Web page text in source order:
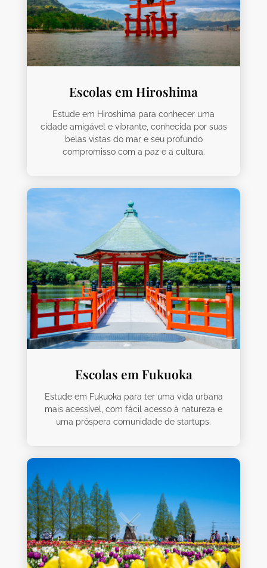
Escolas em Hiroshima
Estude em Hiroshima para conhecer uma
cidade amigável e vibrante, conhecida por suas
belas vistas do mar e seu profundo
compromisso com a paz e a cultura.
Escolas em Fukuoka
Estude em Fukuoka para ter uma vida urbana
mais acessível, com fácil acesso à natureza e
uma próspera comunidade de startups.